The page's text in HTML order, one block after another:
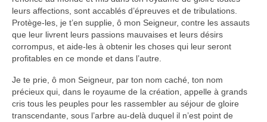
leurs affections, sont accablés d’épreuves et de tribulations.
Protège-les, je t’en supplie, ô mon Seigneur, contre les assauts
que leur livrent leurs passions mauvaises et leurs désirs
corrompus, et aide-les à obtenir les choses qui leur seront
profitables en ce monde et dans l’autre.
Je te prie, ô mon Seigneur, par ton nom caché, ton nom
précieux qui, dans le royaume de la création, appelle à grands
cris tous les peuples pour les rassembler au séjour de gloire
transcendante, sous l’arbre au-delà duquel il n’est point de